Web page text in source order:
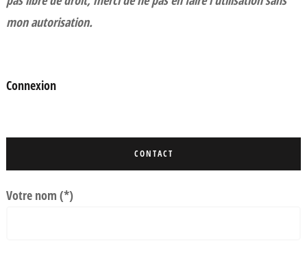
mon autorisation.
Connexion
CONTACT
Votre nom (*)